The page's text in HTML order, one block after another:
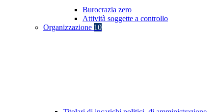
Burocrazia zero
Attività soggette a controllo
Organizzazione 10